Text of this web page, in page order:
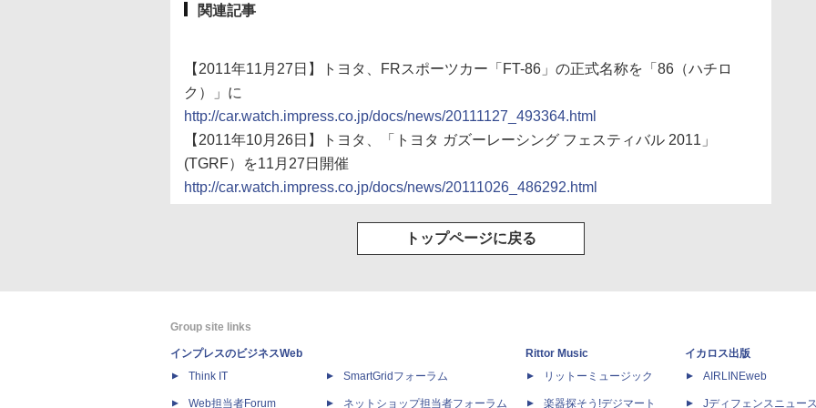
関連記事
【2011年11月27日】トヨタ、FRスポーツカー「FT-86」の正式名称を「86（ハチロ
ク）」に
http://car.watch.impress.co.jp/docs/news/20111127_493364.html
【2011年10月26日】トヨタ、「トヨタ ガズーレーシング フェスティバル 2011」
(TGRF）を11月27日開催
http://car.watch.impress.co.jp/docs/news/20111026_486292.html
トップページに戻る
Group site links
インプレスのビジネスWeb
Think IT
Web担当者Forum
SmartGridフォーラム
ネットショップ担当者フォーラム
Rittor Music
リットーミュージック
楽器探そう!デジマート
イカロス出版
AIRLINEweb
Jディフェンスニュース